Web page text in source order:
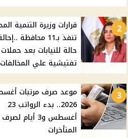
2
قرارات وزيرة التنمية
حالة للنيابات بعد حملات
تفتيشية علي المخالفات
3
موعد صرف مرتبات
2026.. بدء الرواتب 23
أغسطس و3 أيام لصرف
المتأخرات